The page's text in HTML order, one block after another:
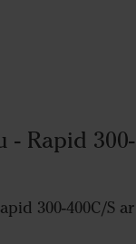
- Rapid 300-
300-400C/S ar